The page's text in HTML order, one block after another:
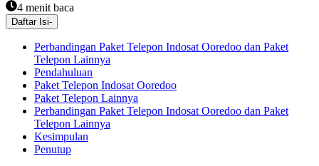
4 menit baca
Daftar Isi-
Perbandingan Paket Telepon Indosat Ooredoo dan Paket
Telepon Lainnya
Pendahuluan
Paket Telepon Indosat Ooredoo
Paket Telepon Lainnya
Perbandingan Paket Telepon Indosat Ooredoo dan Paket
Telepon Lainnya
Kesimpulan
Penutup